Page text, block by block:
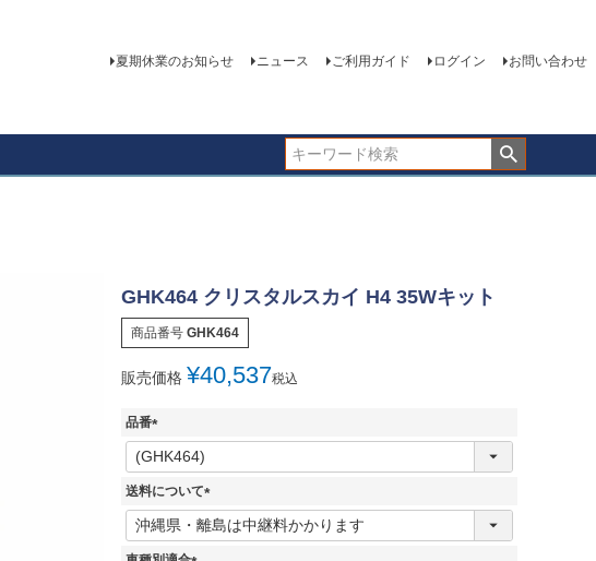
夏期休業のお知らせ ニュース ご利用ガイド ログイン お問い合わせ
GHK464 クリスタルスカイ H4 35Wキット
商品番号 GHK464
販売価格 ¥40,537税込
品番
(
必
須
送料について
(
必